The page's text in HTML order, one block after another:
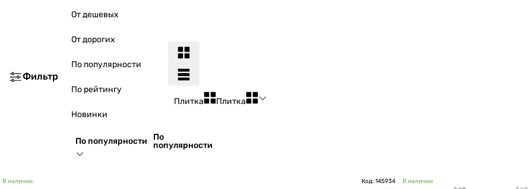
Фильтр
От дешевых
От дорогих
По популярности
По рейтингу
Новинки
По популярности
По
популярности
Плитка Плитка
В наличии Код: 145934 В наличии